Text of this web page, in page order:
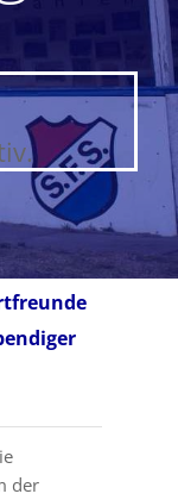
der